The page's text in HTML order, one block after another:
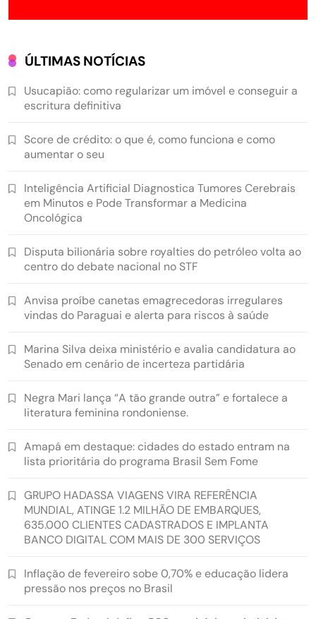
ÚLTIMAS NOTÍCIAS
Usucapião: como regularizar um imóvel e conseguir a
escritura definitiva
Score de crédito: o que é, como funciona e como
aumentar o seu
Inteligência Artificial Diagnostica Tumores Cerebrais
em Minutos e Pode Transformar a Medicina
Oncológica
Disputa bilionária sobre royalties do petróleo volta ao
centro do debate nacional no STF
Anvisa proíbe canetas emagrecedoras irregulares
vindas do Paraguai e alerta para riscos à saúde
Marina Silva deixa ministério e avalia candidatura ao
Senado em cenário de incerteza partidária
Negra Mari lança “A tão grande outra” e fortalece a
literatura feminina rondoniense.
Amapá em destaque: cidades do estado entram na
lista prioritária do programa Brasil Sem Fome
GRUPO HADASSA VIAGENS VIRA REFERÊNCIA
MUNDIAL, ATINGE 1.2 MILHÃO DE EMBARQUES,
635.000 CLIENTES CADASTRADOS E IMPLANTA
BANCO DIGITAL COM MAIS DE 300 SERVIÇOS
Inflação de fevereiro sobe 0,70% e educação lidera
pressão nos preços no Brasil